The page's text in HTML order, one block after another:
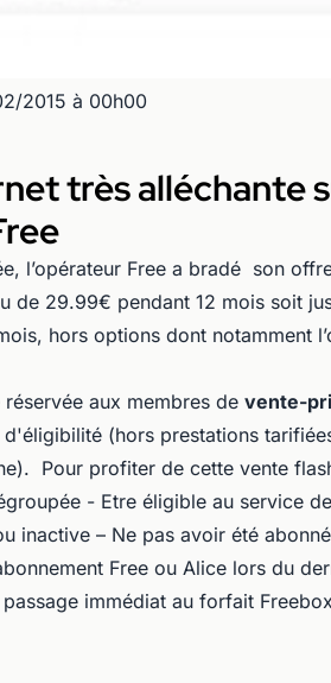
2015 à 00h00
très alléchante
l’opérateur Free a bradé son
de 29.99€ pendant 12 mois soit
hors options dont notamment
aux membres de vente-
(hors prestations
Pour profiter de cette vente
- Etre éligible au service
inactive – Ne pas avoir été
Free ou Alice lors du
immédiat au forfait